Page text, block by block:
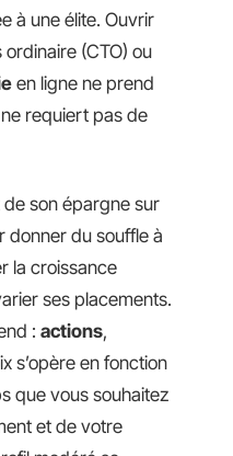
à une élite. Ouvrir
(CTO) ou
en ligne ne prend
requiert pas de
son épargne sur
donner du souffle à
la croissance
ses placements.
: actions,
s’opère en fonction
que vous souhaitez
et de votre